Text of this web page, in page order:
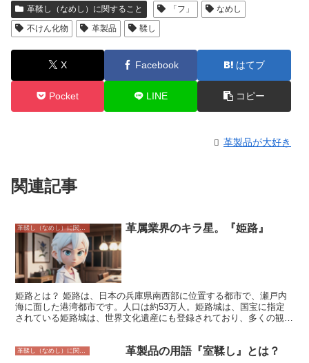
革鞣し（なめし）に関すること 「フ」
なめし
不けん化物
革製品 鞣し
X Facebook はてブ
Pocket LINE コピー
革製品が大好き
関連記事
革属業界のキラ星。『姫路』
姫路とは？ 姫路は、日本の兵庫県南西部に位置する都市で、瀬戸内
海に面した港湾都市です。人口は約53万人。姫路城は、国宝に指定
されている姫路城は、世界文化遺産にも登録されており、多くの観光
なったのは、江戸時代初期に遡ります。当時、姫路藩主であった池田
革製品の用語『室鞣し』とは？